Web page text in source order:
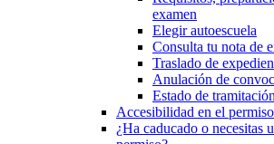
examen
Elegir autoescuela
Consulta tu nota de
Traslado de
Anulación de
Estado de
Accesibilidad en el
¿Ha caducado o necesitas